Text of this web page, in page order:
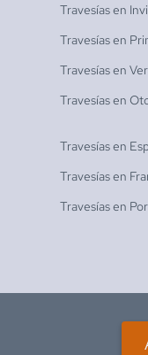
Travesías en
Travesías en
Travesías en
Travesías en
Travesías en
Travesías en
Travesías en